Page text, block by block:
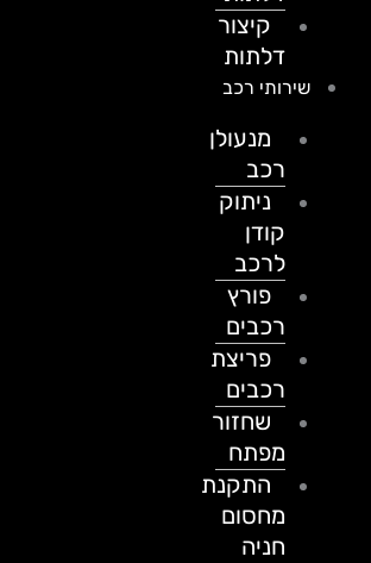
קיצור
דלתות
שירותי רכב
מנעולן
ניתוק
לרכב
פורץ
רכבים
פריצת
רכבים
שחזור
מפתח
התקנת
מחסום
חניה